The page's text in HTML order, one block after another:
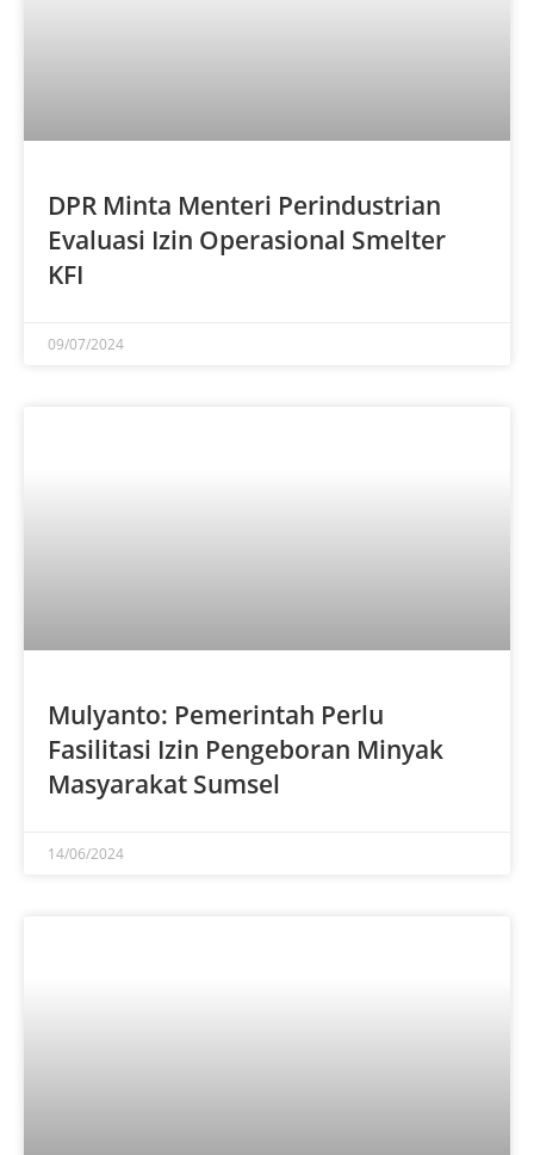
DPR Minta Menteri Perindustrian
Evaluasi Izin Operasional Smelter
KFI
09/07/2024
Mulyanto: Pemerintah Perlu
Fasilitasi Izin Pengeboran Minyak
Masyarakat Sumsel
14/06/2024